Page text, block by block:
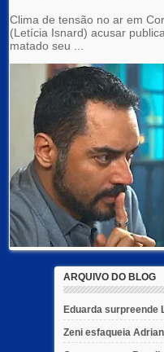
Clima de tensão no ar em
(Letícia Isnard) acusar
matado seu ...
ARQUIVO DO BLOG
Eduarda surpreende
Zeni esfaqueia